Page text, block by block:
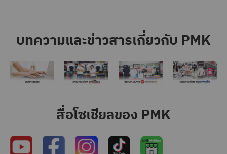
บทความและข่าวสารเกี่ยวกับ PMK
สื่อโซเชียลของ PMK